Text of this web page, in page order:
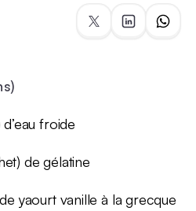
froide
de gélatine
yaourt vanille à la grecque